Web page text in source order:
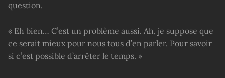
question.
« Eh bien… C’est un problème aussi. Ah, je suppose que
ce serait mieux pour nous tous d’en parler. Pour savoir
si c’est possible d’arrêter le temps. »